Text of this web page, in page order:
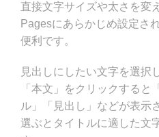
直接文字サイズや太さを変
Pagesにあらかじめ設定さ
便利です。
見出しにしたい文字を選択
「本文」をクリックすると
ル」「見出し」などが表示
選ぶとタイトルに適した文